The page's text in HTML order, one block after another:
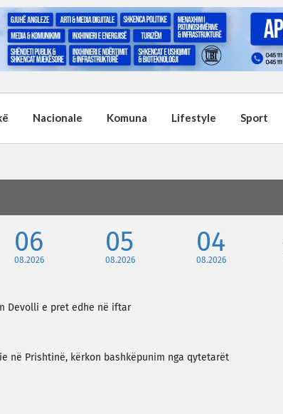
Nacionale Komuna Lifestyle Sport
06
08.2026
05
08.2026
04
08.2026
Devolli e pret edhe në iftar
në Prishtinë, kërkon bashkëpunim nga qytetarët